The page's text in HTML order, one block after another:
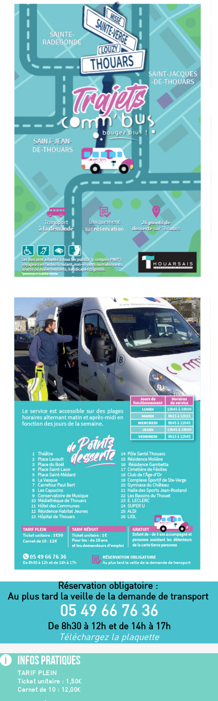
Réservation obligatoire :
Au plus tard la veille de la demande de transport
05 49 66 76 36
De 8h30 à 12h et de 14h à 17h
Téléchargez la plaquette
Infos Pratiques
TARIF PLEIN
Ticket unitaire : 1,50€
Carnet de 10 : 12,00€